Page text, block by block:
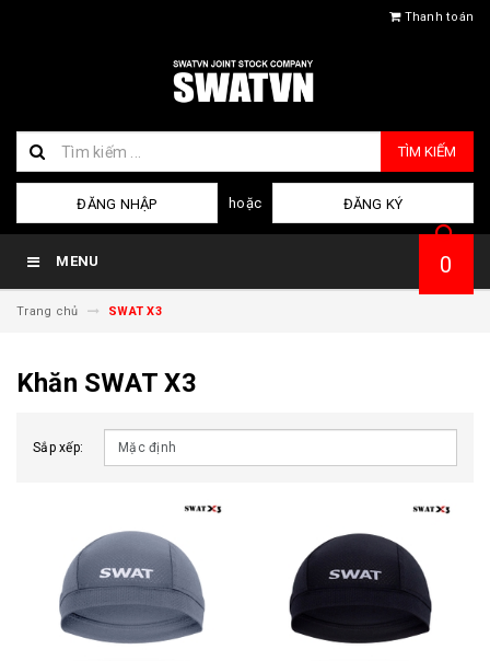
Thanh toán
TÌM KIẾM
ĐĂNG NHẬP hoặc ĐĂNG KÝ
MENU 0
Trang chủ SWAT X3
Khăn SWAT X3
Sắp xếp: